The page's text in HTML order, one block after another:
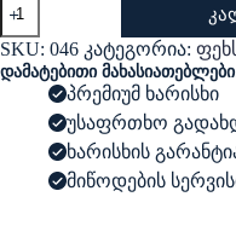
Golden
Goose
With
Color
SKU: 046 კატეგორია:
დამატებითი
პრემიუმ ხარისხი
უსაფრთხო
ხარისხის
მიწოდების